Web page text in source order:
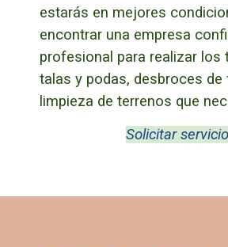
estarás en mejores
encontrar una empresa
profesional para realizar los
talas y podas, desbroces de
limpieza de terrenos que
Solicitar servicio